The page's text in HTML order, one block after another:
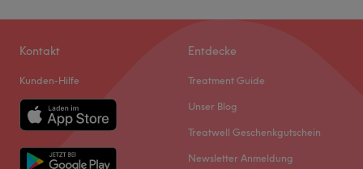
Kontakt
Kunden-Hilfe
Entdecke
Treatment Guide
Unser Blog
Treatwell Geschenkgutschein
Newsletter Anmeldung